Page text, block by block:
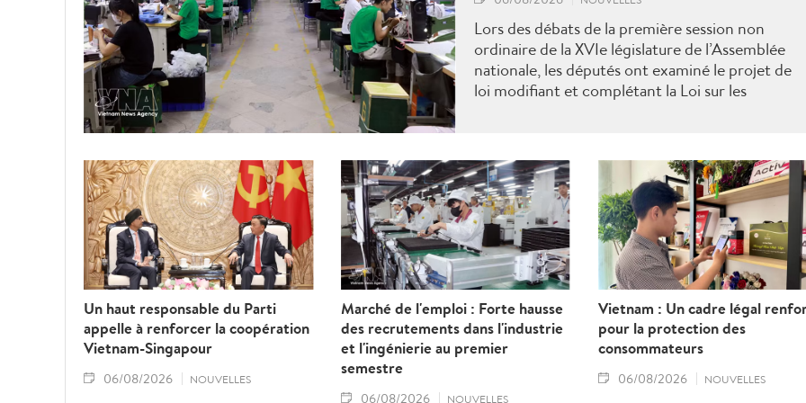
Lors des débats de la première session non
ordinaire de la XVIe législature de l’Assemblée
nationale, les députés ont examiné le projet de
loi modifiant et complétant la Loi sur les
contre les fraudes et à mieux protéger les droits
et les intérêts légitimes des travailleurs.
Un haut responsable du Parti
appelle à renforcer la coopération
Vietnam-Singapour
06/08/2026 NOUVELLES
Marché de l'emploi : Forte hausse
des recrutements dans l'industrie
et l'ingénierie au premier
semestre
06/08/2026 NOUVELLES
Vietnam : Un cadre légal
pour la protection des
consommateurs
06/08/2026 NOUVELLES